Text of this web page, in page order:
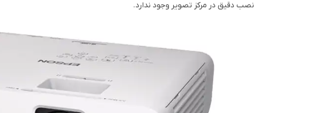
نصب دقیق در مرکز تصویر وجود ندارد.